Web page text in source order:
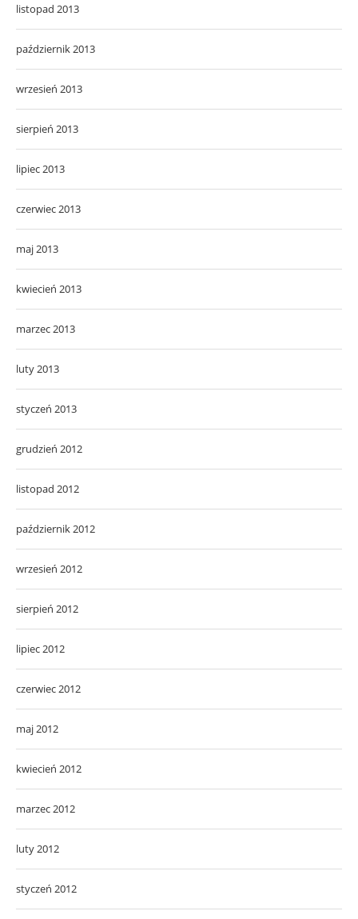
listopad 2013
październik 2013
wrzesień 2013
sierpień 2013
lipiec 2013
czerwiec 2013
maj 2013
kwiecień 2013
marzec 2013
luty 2013
styczeń 2013
grudzień 2012
listopad 2012
październik 2012
wrzesień 2012
sierpień 2012
lipiec 2012
czerwiec 2012
maj 2012
kwiecień 2012
marzec 2012
luty 2012
styczeń 2012